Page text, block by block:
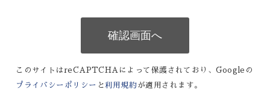
このサイトはreCAPTCHAによって保護されており、Googleの
プライバシーポリシー と利用規約が適用されます。